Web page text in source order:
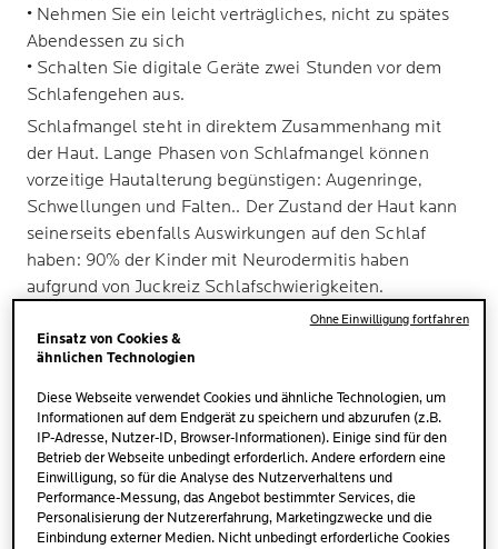
• Nehmen Sie ein leicht verträgliches, nicht zu spätes
Abendessen zu sich
• Schalten Sie digitale Geräte zwei Stunden vor dem
Schlafengehen aus.
Schlafmangel steht in direktem Zusammenhang mit
der Haut. Lange Phasen von Schlafmangel können
vorzeitige Hautalterung begünstigen: Augenringe,
Schwellungen und Falten.. Der Zustand der Haut kann
seinerseits ebenfalls Auswirkungen auf den Schlaf
haben: 90% der Kinder mit Neurodermitis haben
aufgrund von Juckreiz Schlafschwierigkeiten.
SIE KÖNNEN NICHT SCHLAFEN? SIE SIND
NICHT ALLEIN!
Einsatz von Cookies &
ähnlichen Technologien
Diese Webseite verwendet Cookies und ähnliche Technologien, um
Informationen auf dem Endgerät zu speichern und abzurufen (z.B.
IP-Adresse, Nutzer-ID, Browser-Informationen). Einige sind für den
Betrieb der Webseite unbedingt erforderlich. Andere erfordern eine
Einwilligung, so für die Analyse des Nutzerverhaltens und
Performance-Messung, das Angebot bestimmter Services, die
Personalisierung der Nutzererfahrung, Marketingzwecke und die
Einbindung externer Medien. Nicht unbedingt erforderliche Cookies
Ohne Einwilligung fortfahren